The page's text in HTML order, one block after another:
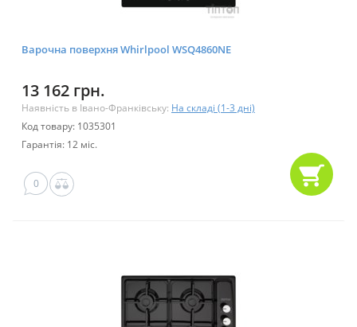
Варочна поверхня Whirlpool WSQ4860NE
13 162 грн.
Наявність в Івано-Франківську: На складі (1-3 дні)
Код товару: 1035301
Гарантія: 12 міс.
0